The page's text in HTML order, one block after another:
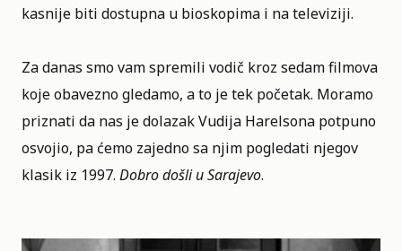
kasnije biti dostupna u bioskopima i na televiziji.
Za danas smo vam spremili vodič kroz sedam filmova
koje obavezno gledamo, a to je tek početak. Moramo
priznati da nas je dolazakVudija Harelsona potpuno
osvojio, pa ćemo zajedno sa njim pogledati njegov
klasik iz 1997. Dobro došli u Sarajevo.